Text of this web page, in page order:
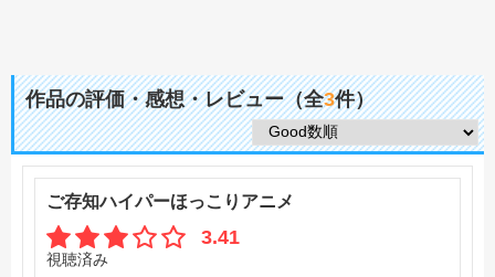
作品の評価・感想・レビュー（全3件）
ご存知ハイパーほっこりアニメ
3.41
視聴済み